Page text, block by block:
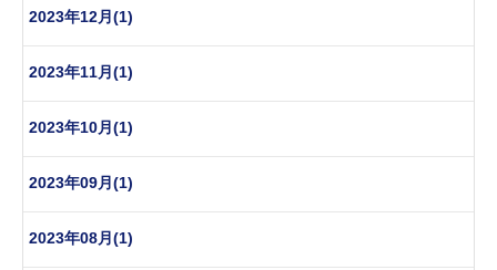
2023年12月(1)
2023年11月(1)
2023年10月(1)
2023年09月(1)
2023年08月(1)